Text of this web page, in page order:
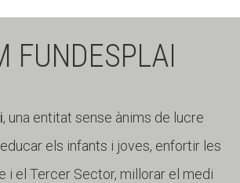
FUNDESPLAI
, una entitat sense ànims de lucre
els infants i joves, enfortir les
i el Tercer Sector, millorar el medi